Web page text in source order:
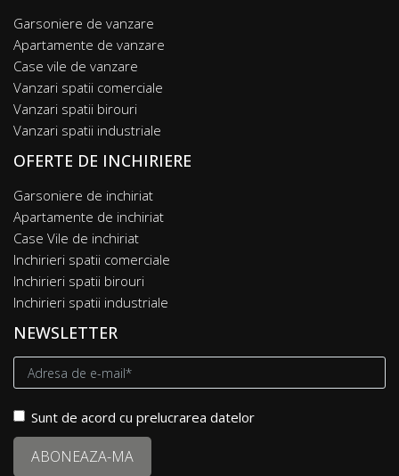
Garsoniere de vanzare
Apartamente de vanzare
Case vile de vanzare
Vanzari spatii comerciale
Vanzari spatii birouri
Vanzari spatii industriale
OFERTE DE INCHIRIERE
Garsoniere de inchiriat
Apartamente de inchiriat
Case Vile de inchiriat
Inchirieri spatii comerciale
Inchirieri spatii birouri
Inchirieri spatii industriale
NEWSLETTER
Sunt de acord cu prelucrarea datelor